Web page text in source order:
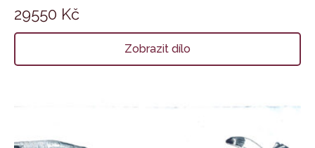
29550 Kč
Zobrazit dílo